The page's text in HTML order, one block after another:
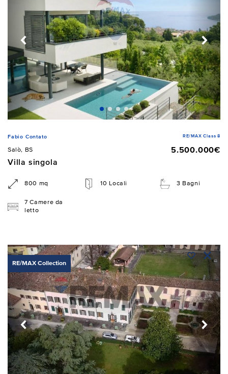
Fabio Contato RE/MAX Class 8
Salò, BS
5.500.000€
Villa singola
800 mq 10 Locali 3 Bagni
7 Camere da
letto
RE/MAX Collection